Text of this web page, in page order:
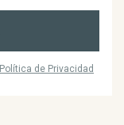
Política de Privacidad